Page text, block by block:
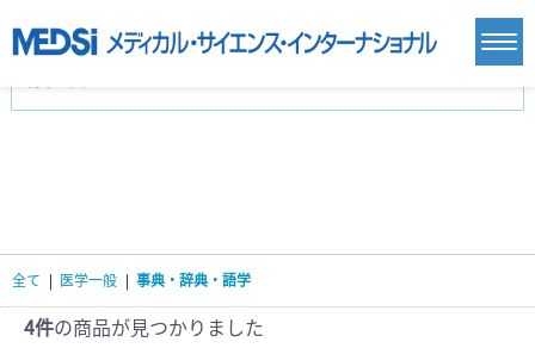
臨床医学:一般(359) 臨床医学:内科系(407)
基礎医学(93)
看護学(21)
医療技術(16)
栄養学(0)
薬学(7)
全て | 医学一般 | 事典・辞典・語学
4件の商品が見つかりました